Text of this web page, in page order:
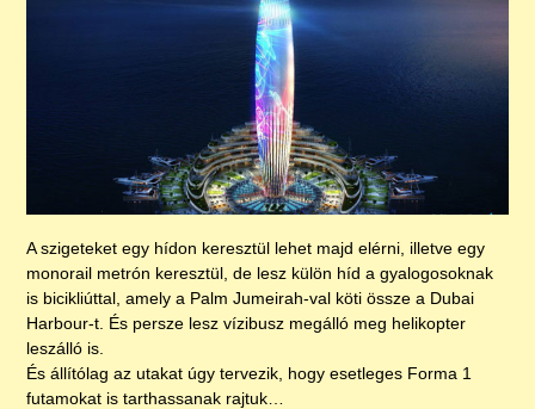
A szigeteket egy hídon keresztül lehet majd elérni, illetve egy
monorail metrón keresztül, de lesz külön híd a gyalogosoknak
is bicikliúttal, amely a Palm Jumeirah-val köti össze a Dubai
Harbour-t. És persze lesz vízibusz megálló meg helikopter
leszálló is.
És állítólag az utakat úgy tervezik, hogy esetleges Forma 1
futamokat is tarthassanak rajtuk…